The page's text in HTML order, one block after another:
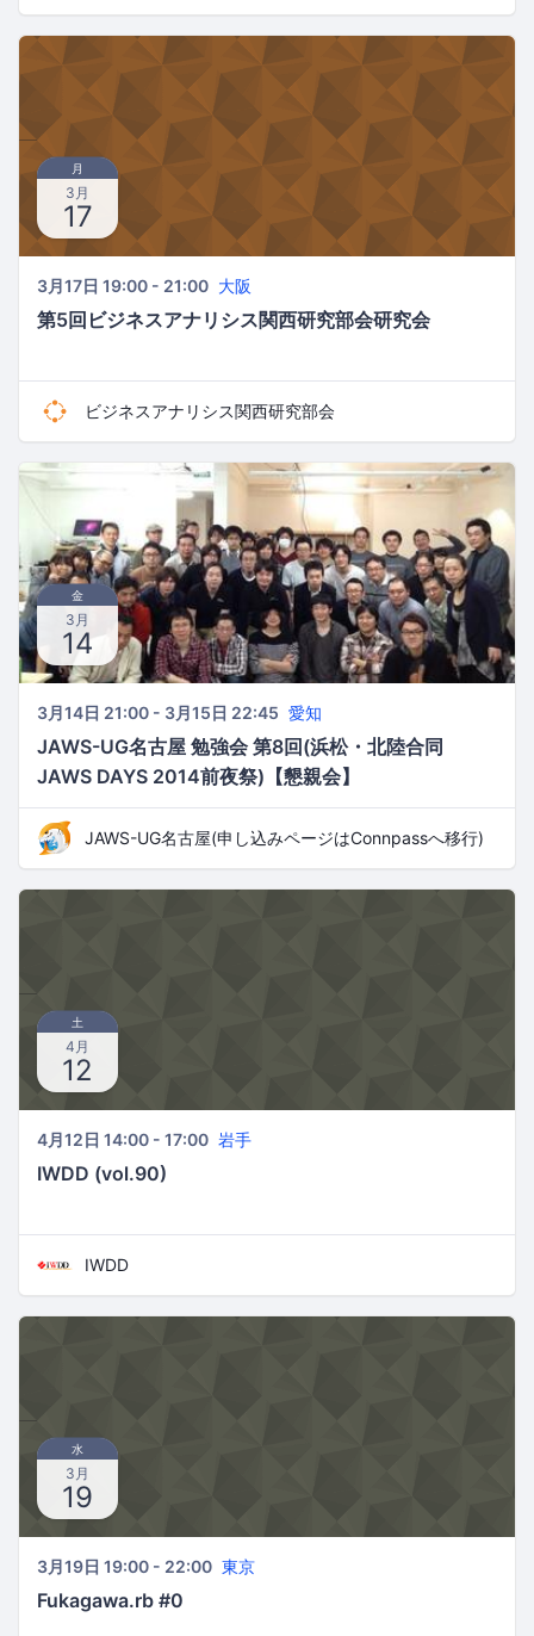
月
3月
17
3月17日 19:00 - 21:00 大阪
第5回ビジネスアナリシス関西研究部会研究会
ビジネスアナリシス関西研究部会
金
3月
14
3月14日 21:00 - 3月15日 22:45 愛知
JAWS-UG名古屋 勉強会 第8回(浜松・北陸合同
JAWS DAYS 2014前夜祭)【懇親会】
JAWS-UG名古屋(申し込みページはConnpassへ移行)
土
4月
12
4月12日 14:00 - 17:00 岩手
IWDD (vol.90)
IWDD
水
3月
19
3月19日 19:00 - 22:00 東京
Fukagawa.rb #0